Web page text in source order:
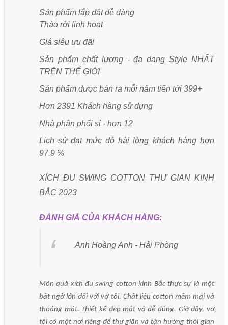
Sản phẩm lắp đặt dễ dàng
Tháo rời linh hoạt
Giá siêu ưu đãi
Sản phẩm chất lượng - đa dạng Style NHẤT
TRÊN THẾ GIỚI
Sản phẩm được bán ra mỗi năm tiến tới 399+
Hơn 2391 Khách hàng sử dụng
Nhà phân phối sỉ - hơn 12
Lịch sử đạt mức độ hài lòng khách hàng hơn
97.9 %
XÍCH ĐU SWING COTTON THƯ GIAN KINH
BẮC 2023
ĐÁNH GIÁ CỦA KHÁCH HÀNG:
Anh Hoàng Anh - Hải Phòng
Món quà xích đu swing cotton kinh Bắc thực sự là một
bất ngờ lớn đối với vợ tôi. Chất liệu cotton mềm mại và
thoáng mát. Thiết kế đẹp mắt và dễ dùng. Giờ đây, vợ
tôi có một nơi riêng để thư giãn và tận hưởng thời gian